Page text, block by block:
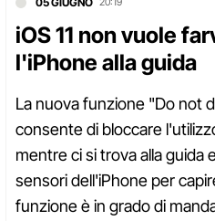
iOS 11 non vuole
l'iPhone alla guida
La nuova funzione "Do not
consente di bloccare
mentre ci si trova alla guida
sensori dell'iPhone per
funzione è in grado di